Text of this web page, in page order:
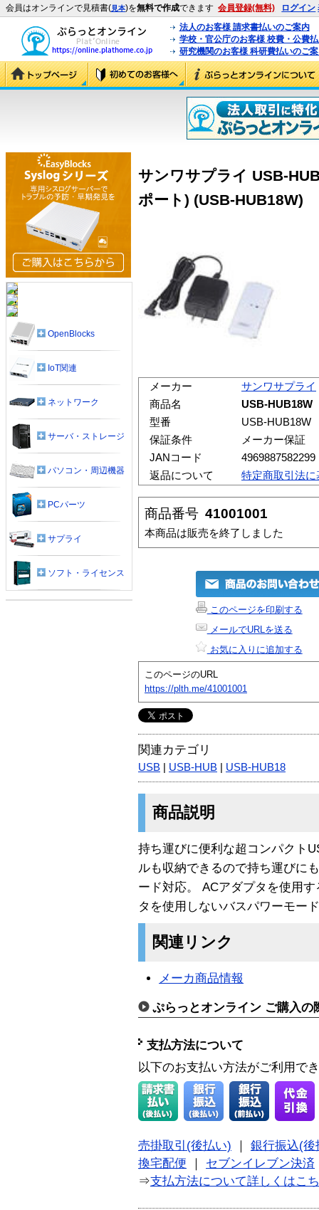
会員はオンラインで見積書(見本)を無料で作成できます 会員登録(無料) ログイン
法人のお客様 請求書払いのご案内
学校・官公庁のお客様 校費・公費
研究機関のお客様 科研費払いのご
サンワサプライ USB-
ポート) (USB-HUB18W)
メーカー
サンワサプライ
商品名
USB-HUB18W
型番
USB-HUB18W
保証条件
メーカー保証
JANコード
4969887582299
返品について
特定商取引法
商品番号 41001001
本商品は販売を終了しました
このページを印刷する
メールでURLを送る
お気に入りに追加する
このページのURL
https://plth.me/41001001
関連カテゴリ
USB USB-HUB USB-HUB18
商品説明
持ち運びに便利な超コンパクト
ルも収納できるので持ち運びに
ード対応。 ACアダプタを使用
タを使用しないバスパワーモー
関連リンク
メーカ商品情報
ぷらっとオンライン ご購入の
支払方法について
以下のお支払い方法がご利用で
売掛取引(後払い)
銀行振込(後
換宅配便
セブンイレブン決済
⇒支払方法について詳しくはこ
OpenBlocks
IoT関連
ネットワーク
サーバ・ストレージ
パソコン・周辺機器
PCパーツ
サプライ
ソフト・ライセンス